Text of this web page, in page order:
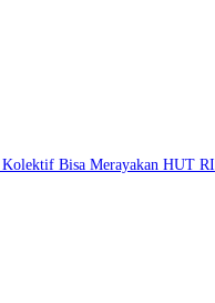
Kolektif Bisa Merayakan HUT RI